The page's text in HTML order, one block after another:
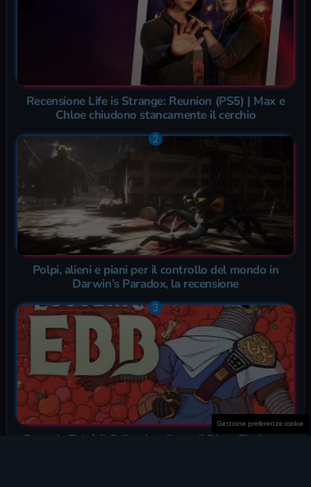
Recensione Life is Strange: Reunion (PS5) | Max e
Chloe chiudono stancamente il cerchio
Polpi, alieni e piani per il controllo del mondo in
Darwin’s Paradox, la recensione
Esoteric Ebb è il figlioccio stiloso di Disco Elysium e
Gestione preferenze cookie